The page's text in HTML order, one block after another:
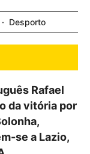
Desporto
Rafael
da vitória por
se a Lazio,